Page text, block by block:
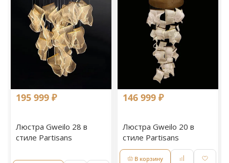
195 999 ₽
Люстра Gweilo 28 в
стиле Partisans
146 999 ₽
Люстра Gweilo 20 в
стиле Partisans
В корзину